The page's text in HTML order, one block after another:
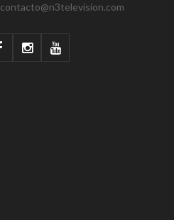
contacto@n3television.com